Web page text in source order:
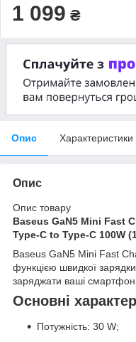
1 099 ₴
Опис Характеристики
Опис
Опис товару
Baseus GaN5 Mini Fast
Type-C to Type-C 100W
Baseus GaN5 Mini Fast
функцією швидкої
заряджати ваші
Основні
Потужність: 30 W;